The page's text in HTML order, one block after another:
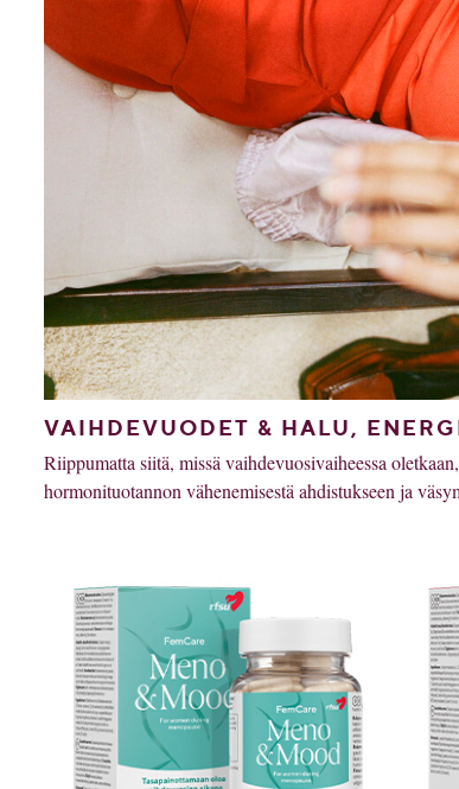
VAIHDEVUODET & HALU,
Riippumatta siitä, missä vaihdevuosivaiheessa
hormonituotannon vähenemisestä ahdistukseen ja